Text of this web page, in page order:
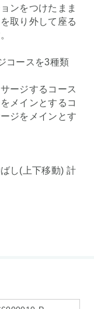
ンをつけたまま
取り外して座る
コースを3種類
ージするコース
メインとするコ
ジをメインとす
し(上下移動) 計